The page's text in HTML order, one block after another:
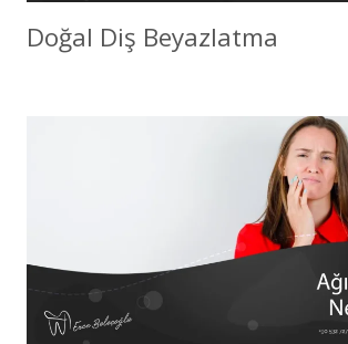
Doğal Diş Beyazlatma